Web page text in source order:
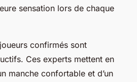
sensation lors de chaque
confirmés sont
Ces experts mettent en
manche confortable et d’un